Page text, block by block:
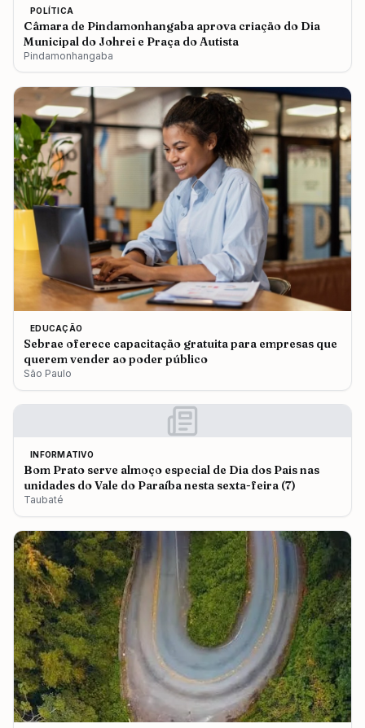
POLÍTICA
Câmara de Pindamonhangaba aprova criação do Dia
Municipal do Johrei e Praça do Autista
Pindamonhangaba
EDUCAÇÃO
Sebrae oferece capacitação gratuita para empresas que
querem vender ao poder público
São Paulo
INFORMATIVO
Bom Prato serve almoço especial de Dia dos Pais nas
unidades do Vale do Paraíba nesta sexta-feira (7)
Taubaté